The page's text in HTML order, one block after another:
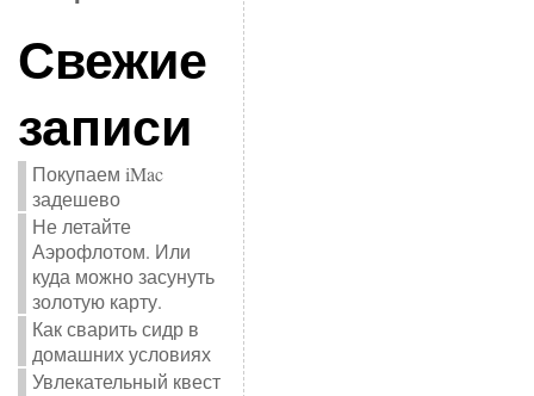
Свежие
записи
Покупаем iMac
задешево
Не летайте
Аэрофлотом. Или
куда можно засунуть
золотую карту.
Как сварить сидр в
домашних условиях
Увлекательный квест